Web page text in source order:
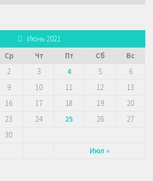
Июнь 2021
Ср Чт Пт Сб Вс
Июл »
2 3 4 5
6
9 10 11 12
13
16 17 18 19
20
23 24 25 26
27
30